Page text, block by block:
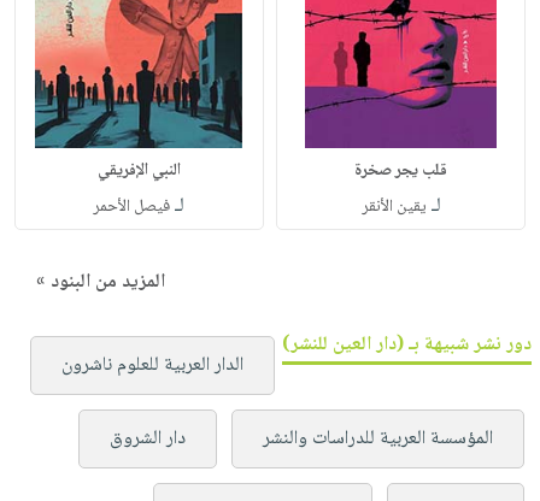
قلب يجر صخرة
لـ يقين الأنقر
النبي الإفريقي
لـفيصل الأحمر
المزيد من البنود »
دور نشر شبيهة بـ (دار العين للنشر)
الدار العربية للعلوم ناشرون
المؤسسة العربية للدراسات والنشر دار الشروق